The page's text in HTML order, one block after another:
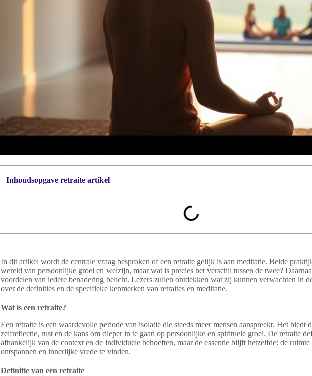
Inhoudsopgave retraite artikel
In dit artikel wordt de centrale vraag besproken of een retraite gelijk is aan meditatie. Beide
wereld van persoonlijke groei en welzijn, maar wat is precies het verschil tussen de twee?
voordelen van iedere benadering belicht. Lezers zullen ontdekken wat zij kunnen verwachten in
over de definities en de specifieke kenmerken van retraites en meditatie.
Wat is een retraite?
Een retraite is een waardevolle periode van isolatie die steeds meer mensen aanspreekt. Het biedt
zelfreflectie, rust en de kans om dieper in te gaan op persoonlijke en spirituele groei. De retraite
afhankelijk van de context en de individuele behoeften, maar de essentie blijft hetzelfde: de ruimte
ontspannen en innerlijke vrede te vinden.
Definitie van een retraite